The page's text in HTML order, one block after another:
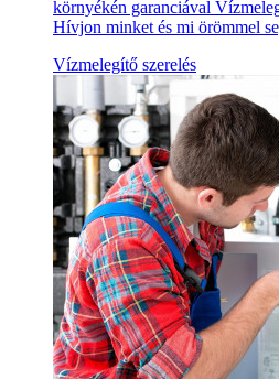
környékén garanciával
Hívjon minket és mi örömmel
Vízmelegítő szerelés